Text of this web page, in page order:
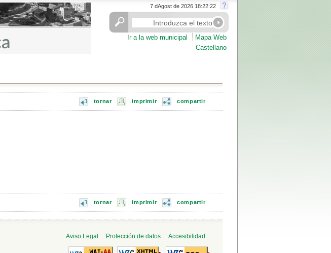
7 dAgost de 2026 18:22:22
Ir a la web municipal
Mapa Web
Castellano
tornar imprimir compartir
tornar imprimir compartir
Aviso Legal Protección de datos Accesibilidad